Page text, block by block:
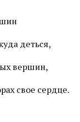
деться,
вершин,
свое сердце.